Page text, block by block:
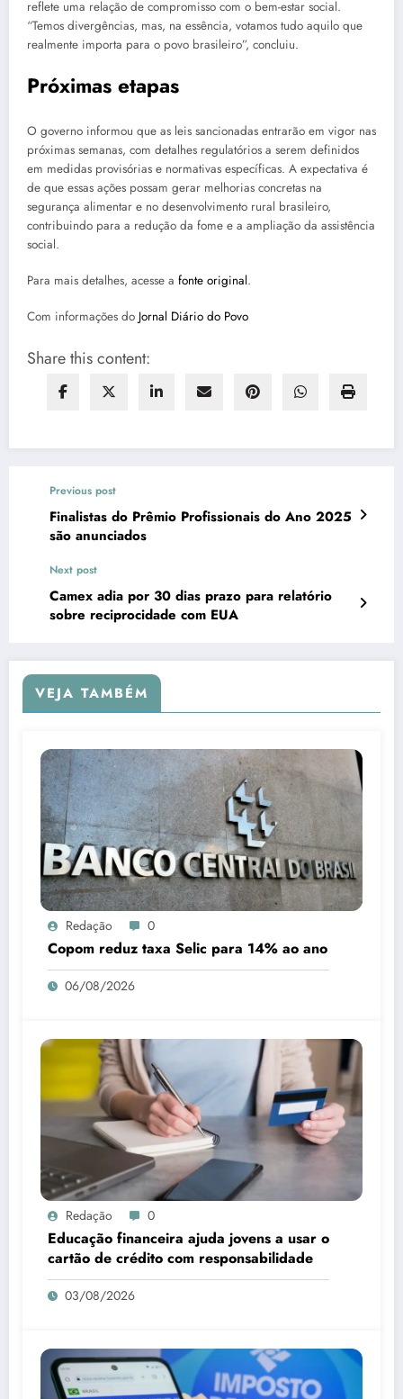
reflete uma relação de compromisso com o bem-estar social.
“Temos divergências, mas, na essência, votamos tudo aquilo que
realmente importa para o povo brasileiro”, concluiu.
Próximas etapas
O governo informou que as leis sancionadas entrarão em vigor nas
próximas semanas, com detalhes regulatórios a serem definidos
em medidas provisórias e normativas específicas. A expectativa é
de que essas ações possam gerar melhorias concretas na
segurança alimentar e no desenvolvimento rural brasileiro,
contribuindo para a redução da fome e a ampliação da assistência
social.
Para mais detalhes, acesse a fonte original.
Com informações do Jornal Diário do Povo
Share this content:
Previous post
Finalistas do Prêmio Profissionais do Ano 2025
são anunciados
Next post
Camex adia por 30 dias prazo para relatório
sobre reciprocidade com EUA
VEJA TAMBÉM
Redação 0
Copom reduz taxa Selic para 14% ao ano
06/08/2026
Redação 0
Educação financeira ajuda jovens a usar o
cartão de crédito com responsabilidade
03/08/2026